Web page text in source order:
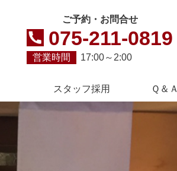
ご予約・お問合せ
075-211-0819
営業時間 17:00～2:00
スタッフ採用 Ｑ＆Ａ